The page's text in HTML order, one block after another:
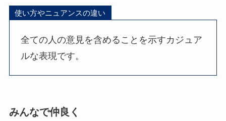
使い方やニュアンスの違い
全ての人の意見を含めることを示すカジュア
ルな表現です。
みんなで仲良く